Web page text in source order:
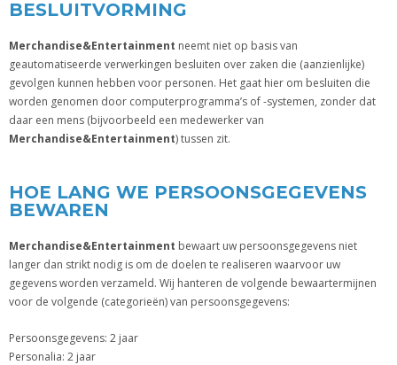
BESLUITVORMING
Merchandise&Entertainment neemt niet op basis van
geautomatiseerde verwerkingen besluiten over zaken die (aanzienlijke)
gevolgen kunnen hebben voor personen. Het gaat hier om besluiten die
worden genomen door computerprogramma’s of -systemen, zonder dat
daar een mens (bijvoorbeeld een medewerker van
Merchandise&Entertainment) tussen zit.
HOE LANG WE PERSOONSGEGEVENS
BEWAREN
Merchandise&Entertainment bewaart uw persoonsgegevens niet
langer dan strikt nodig is om de doelen te realiseren waarvoor uw
gegevens worden verzameld. Wij hanteren de volgende bewaartermijnen
voor de volgende (categorieën) van persoonsgegevens:
Persoonsgegevens: 2 jaar
Personalia: 2 jaar